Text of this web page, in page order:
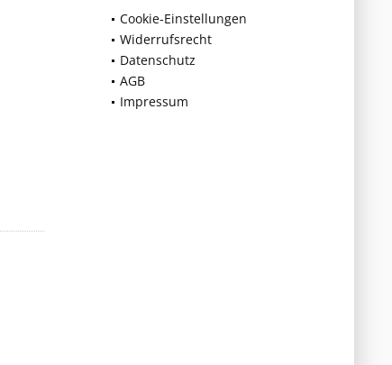
Cookie-Einstellungen
Widerrufsrecht
Datenschutz
AGB
Impressum